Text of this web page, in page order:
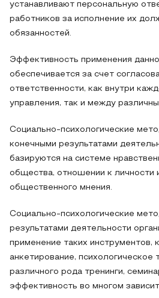
устанавливают персональную
работников за исполнение их
обязанностей.
Эффективность применения
обеспечивается за счет
ответственности, как внутри
управления, так и между
Социально-психологические
конечными результатами
базируются на системе
общества, отношении к личности
общественного мнения.
Социально-психологические
результатами деятельности
применение таких инструментов,
анкетирование, психологическое
различного рода тренинги,
эффективность во многом